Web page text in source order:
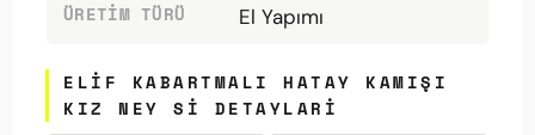
ÜRETIM TÜRÜ El Yapımı
ELIF KABARTMALI HATAY KAMIŞI
KIZ NEY SI DETAYLARI